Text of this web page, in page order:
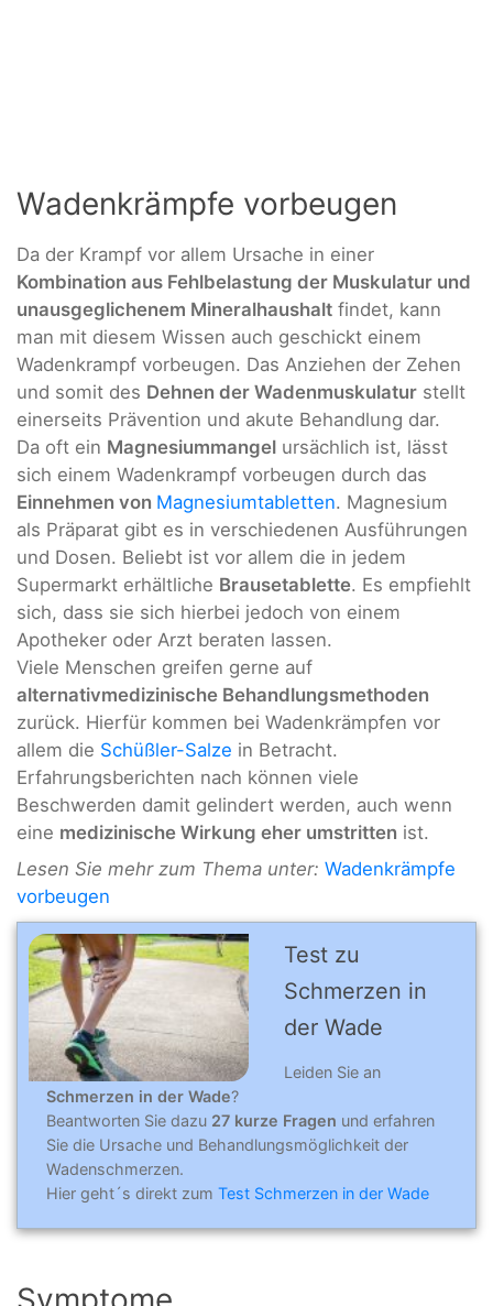
Wadenkrämpfe vorbeugen
Da der Krampf vor allem Ursache in einer
Kombination aus Fehlbelastung der Muskulatur und
unausgeglichenem Mineralhaushalt findet, kann
man mit diesem Wissen auch geschickt einem
Wadenkrampf vorbeugen. Das Anziehen der Zehen
und somit des Dehnen der Wadenmuskulatur stellt
einerseits Prävention und akute Behandlung dar.
Da oft ein Magnesiummangel ursächlich ist, lässt
sich einem Wadenkrampf vorbeugen durch das
Einnehmen von Magnesiumtabletten. Magnesium
als Präparat gibt es in verschiedenen Ausführungen
und Dosen. Beliebt ist vor allem die in jedem
Supermarkt erhältliche Brausetablette. Es empfiehlt
sich, dass sie sich hierbei jedoch von einem
Apotheker oder Arzt beraten lassen.
Viele Menschen greifen gerne auf
alternativmedizinische Behandlungsmethoden
zurück. Hierfür kommen bei Wadenkrämpfen vor
allem die Schüßler-Salze in Betracht.
Erfahrungsberichten nach können viele
Beschwerden damit gelindert werden, auch wenn
eine medizinische Wirkung eher umstritten ist.
Lesen Sie mehr zum Thema unter: Wadenkrämpfe
vorbeugen
Test zu
Schmerzen in
der Wade
Leiden Sie an
Schmerzen in der Wade?
Beantworten Sie dazu 27 kurze Fragen und erfahren
Sie die Ursache und Behandlungsmöglichkeit der
Wadenschmerzen.
Hier geht´s direkt zum Test Schmerzen in der Wade